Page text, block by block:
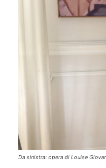
Da sinistra: opera di Louise